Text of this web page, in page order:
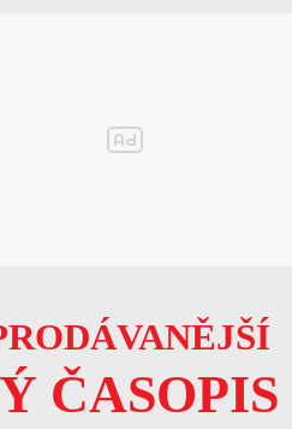
ČASOPIS